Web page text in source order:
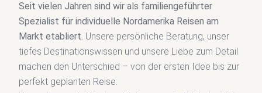
Seit vielen Jahren sind wir als familiengeführter
Spezialist für individuelle Nordamerika Reisen am
Markt etabliert. Unsere persönliche Beratung, unser
tiefes Destinationswissen und unsere Liebe zum Detail
machen den Unterschied – von der ersten Idee bis zur
perfekt geplanten Reise.